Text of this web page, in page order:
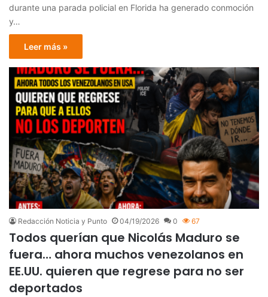
durante una parada policial en Florida ha generado conmoción
y…
Leer más »
Redacción Noticia y Punto 04/19/2026 0 67
Todos querían que Nicolás Maduro se
fuera… ahora muchos venezolanos en
EE.UU. quieren que regrese para no ser
deportados